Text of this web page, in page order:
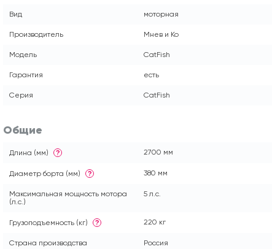
Вид моторная
Производитель Мнев и Ко
Модель CatFish
Гарантия есть
Серия CatFish
Общие
Длина (мм) ? 2700 мм
Диаметр борта (мм) ? 380 мм
Максимальная мощность мотора
(л.с.)
5 л.с.
Грузоподъемность (кг) ? 220 кг
Страна производства Россия